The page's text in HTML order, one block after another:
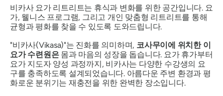
비카사 요가 리트리트는 휴식과 변화를 위한 공간입니다. 요
가, 웰니스 프로그램, 그리고 개인 맞춤형 리트리트를 통해
균형과 평화를 찾을 수 있도록 도와드립니다.
"비카사(Vikasa)"는 진화를 의미하며, 코사무이에 위치한 이
요가 수련원은 몸과 마음의 성장을 돕습니다. 요가 휴가부터
요가 지도자 양성 과정까지, 비카사는 다양한 수강생의 요
구를 충족하도록 설계되었습니다. 아름다운 주변 환경과 평
화로운 분위기는 재충전을 위한 완벽한 장소입니다.